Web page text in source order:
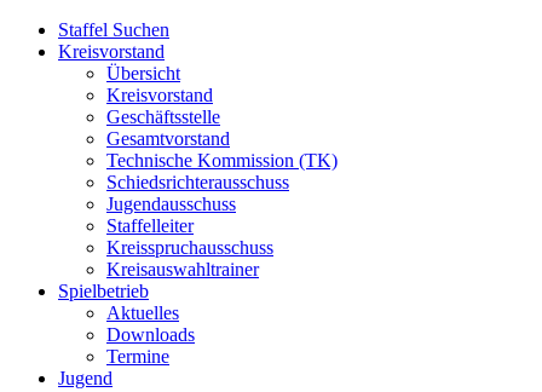
Staffel Suchen
Kreisvorstand
Übersicht
Kreisvorstand
Geschäftsstelle
Gesamtvorstand
Technische Kommission (TK)
Schiedsrichterausschuss
Jugendausschuss
Staffelleiter
Kreisspruchausschuss
Kreisauswahltrainer
Spielbetrieb
Aktuelles
Downloads
Termine
Jugend